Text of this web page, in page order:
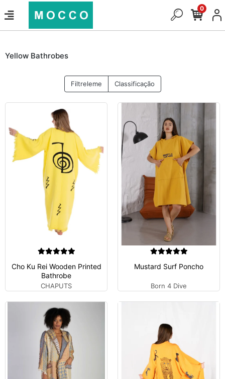
0
Yellow Bathrobes
Filtreleme Classificação
Cho Ku Rei Wooden Printed
Bathrobe
CHAPUTS
Mustard Surf Poncho
Born 4 Dive